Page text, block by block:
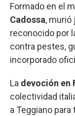
Formado en el
Cadossa, murió
reconocido por
contra pestes,
incorporado
La devoción en
colectividad
a Teggiano para